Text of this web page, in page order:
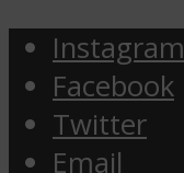
Instagram
Facebook
Twitter
Email